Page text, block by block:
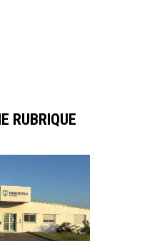
RUBRIQUE